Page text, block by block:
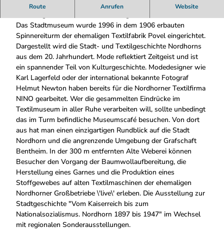
Route Anrufen Website
Das Stadtmuseum wurde 1996 in dem Spinnereiturm der
Das Stadtmuseum wurde 1996 in dem 1906 erbauten
Spinnereiturm der ehemaligen Textilfabrik Povel eingerichtet.
Dargestellt wird die Stadt- und Textilgeschichte Nordhorns
aus dem 20. Jahrhundert. Mode reflektiert Zeitgeist und ist
ein spannender Teil von Kulturgeschichte. Modedesigner wie
Karl Lagerfeld oder der international bekannte Fotograf
Helmut Newton haben bereits für die Nordhorner Textilfirma
NINO gearbeitet. Wer die gesammelten Eindrücke im
Textilmuseum in aller Ruhe verarbeiten will, sollte unbedingt
das im Turm befindliche Museumscafé besuchen. Von dort
aus hat man einen einzigartigen Rundblick auf die Stadt
Nordhorn und die angrenzende Umgebung der Grafschaft
Bentheim. In der 300 m entfernten Alte Weberei können
Besucher den Vorgang der Baumwollaufbereitung, die
Herstellung eines Garnes und die Produktion eines
Stoffgewebes auf alten Textilmaschinen der ehemaligen
Nordhorner Großbetriebe \'live\' erleben. Die Ausstellung zur
Stadtgeschichte "Vom Kaiserreich bis zum
Nationalsozialismus. Nordhorn 1897 bis 1947" im Wechsel
mit regionalen Sonderausstellungen.